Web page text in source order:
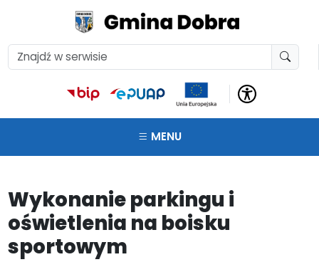
MENU
Wykonanie parkingu i
oświetlenia na boisku
sportowym